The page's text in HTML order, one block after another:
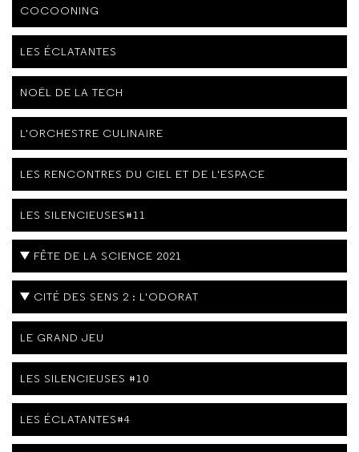
COCOONING
LES ÉCLATANTES
NOËL DE LA TECH
L'ORCHESTRE CULINAIRE
LES RENCONTRES DU CIEL ET DE L'ESPACE
LES SILENCIEUSES#11
FÊTE DE LA SCIENCE 2021
CITÉ DES SENS 2 : L'ODORAT
LE GRAND JEU
LES SILENCIEUSES #10
LES ÉCLATANTES#4